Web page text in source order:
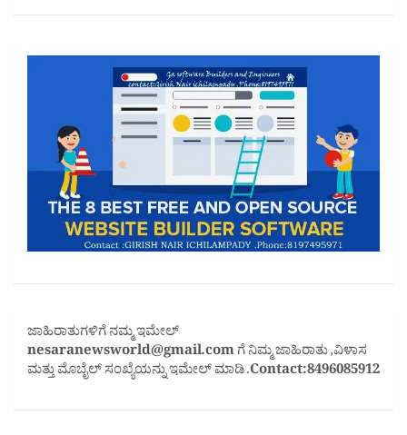
ಜಾಹಿರಾತುಗಳಿಗೆ ನಮ್ಮ ಇಮೇಲ್
nesaranewsworld@gmail.comಗೆ ನಿಮ್ಮ ಜಾಹಿರಾತು ,ವಿಳಾಸ
ಮತ್ತು ಮೊಬೈಲ್ ಸಂಖ್ಯೆಯನ್ನು ಇಮೇಲ್ ಮಾಡಿ .Contact:8496085912